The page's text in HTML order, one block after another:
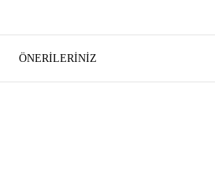
ÖNERILERINIZ